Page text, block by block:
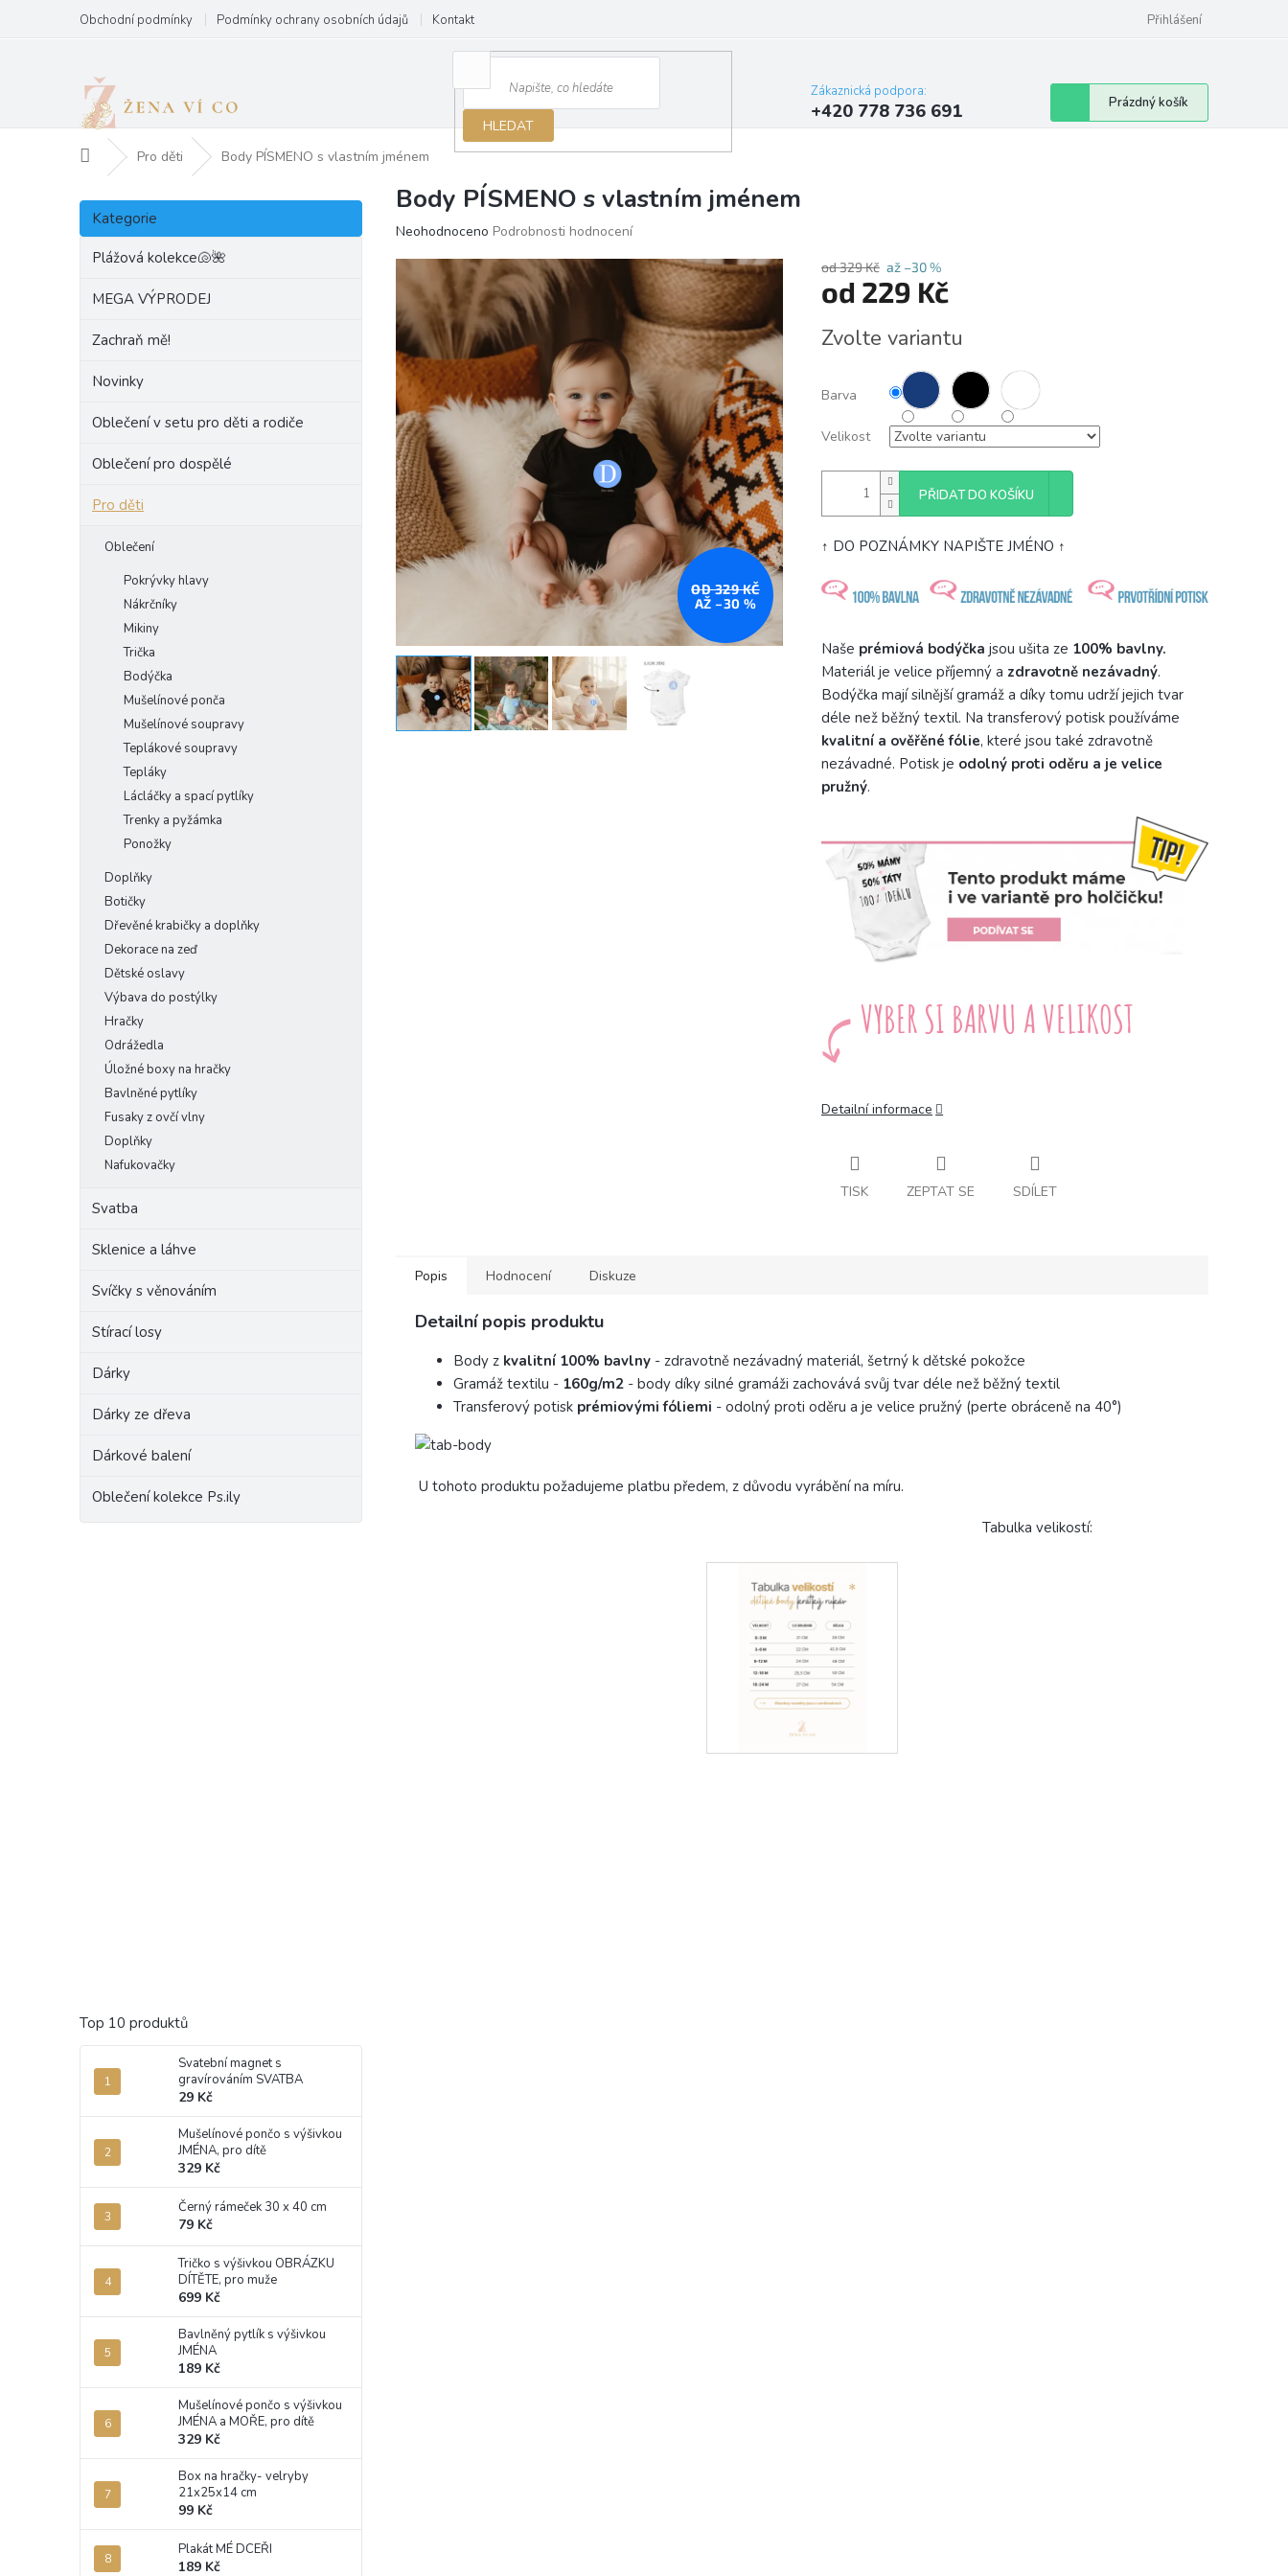
obsah
Obchodní podmínky Podmínky ochrany osobních údajů Kontakt Přihlášení
HLEDAT
Zákaznická podpora:
+420 778 736 691
Nákupní
košík
Prázdný košík
Domů Pro děti Body PÍSMENO s vlastním jménem
P
s
Přeskočit
kategorie
Kategorie
Plážová kolekce🐚🌺
MEGA VÝPRODEJ
Zachraň mě!
Novinky
Oblečení v setu pro děti a rodiče
Oblečení pro dospělé
Pro děti
Oblečení
Pokrývky hlavy
Nákrčníky
Mikiny
Trička
Bodýčka
Mušelínové ponča
Mušelínové soupravy
Teplákové soupravy
Tepláky
Lácláčky a spací pytlíky
Trenky a pyžámka
Ponožky
Doplňky
Botičky
Dřevěné krabičky a doplňky
Dekorace na zeď
Dětské oslavy
Výbava do postýlky
Hračky
Odrážedla
Úložné boxy na hračky
Bavlněné pytlíky
Fusaky z ovčí vlny
Doplňky
Nafukovačky
Svatba
Sklenice a láhve
Svíčky s věnováním
Stírací losy
Dárky
Dárky ze dřeva
Dárkové balení
Oblečení kolekce Ps.ily
Top 10 produktů
Svatební magnet s
gravírováním SVATBA
29 Kč
Mušelínové pončo s výšivkou
JMÉNA, pro dítě
329 Kč
Černý rámeček 30 x 40 cm
79 Kč
Tričko s výšivkou OBRÁZKU
DÍTĚTE, pro muže
699 Kč
Bavlněný pytlík s výšivkou
JMÉNA
189 Kč
Mušelínové pončo s výšivkou
JMÉNA a MOŘE, pro dítě
329 Kč
Box na hračky- velryby
21x25x14 cm
99 Kč
Plakát MÉ DCEŘI
189 Kč
Body PÍSMENO s vlastním jménem
Průměrné
produktu
0,0
z
hvězdiček.
Neohodnoceno Podrobnosti hodnocení
OD 329 KČ
AŽ –30 %
od 329 Kč až –30 %
od 229 Kč
cena:
Zvolte variantu
Barva
Velikost
PŘIDAT DO KOŠÍKU
↑ DO POZNÁMKY NAPIŠTE JMÉNO ↑
Naše prémiová bodýčka jsou ušita ze 100% bavlny.
Materiál je velice příjemný a zdravotně nezávadný.
Bodýčka mají silnější gramáž a díky tomu udrží jejich tvar
déle než běžný textil. Na transferový potisk používáme
kvalitní a ověřěné fólie, které jsou také zdravotně
nezávadné. Potisk je odolný proti oděru a je velice
pružný.
Detailní informace
TISK ZEPTAT SE SDÍLET
Popis Hodnocení Diskuze
Detailní popis produktu
Body z kvalitní 100% bavlny - zdravotně nezávadný materiál, šetrný k dětské pokožce
Gramáž textilu - 160g/m2 - body díky silné gramáži zachovává svůj tvar déle než běžný textil
Transferový potisk prémiovými fóliemi - odolný proti oděru a je velice pružný (perte obráceně na 40°)
U tohoto produktu požadujeme platbu předem, z důvodu vyrábění na míru.
Tabulka velikostí: